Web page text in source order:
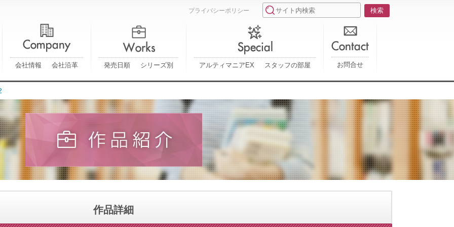
プライバシーポリシー
会社情報 会社沿革 発売日順 シリーズ別 アルティマニアEX スタッフの部屋 お問合せ
作品詳細